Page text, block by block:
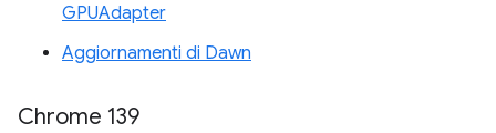
GPUAdapter
Aggiornamenti di Dawn
Chrome 139